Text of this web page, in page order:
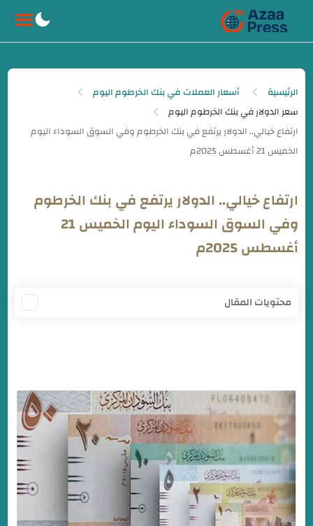
الرئيسية
أسعار العملات في بنك الخرطوم اليوم
سعر الدولار في بنك الخرطوم اليوم
ارتفاع خيالي.. الدولار يرتفع في بنك الخرطوم
وفي السوق السوداء اليوم الخميس 21
أغسطس 2025م
محتويات المقال